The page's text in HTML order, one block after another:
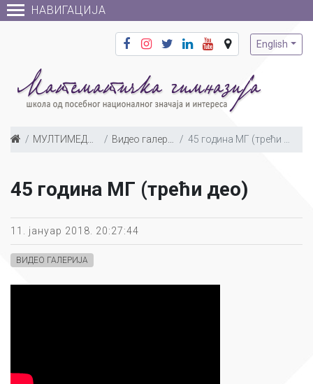
НАВИГАЦИЈА
English
МУЛТИМЕДИЈА Видео галерија 45 година МГ (трећи део)
45 година МГ (трећи део)
11. јануар 2018. 20:27:44
ВИДЕО ГАЛЕРИЈА